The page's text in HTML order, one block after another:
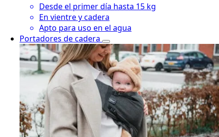
Desde el primer día hasta 15 kg
En vientre y cadera
Apto para uso en el agua
Portadores de cadera